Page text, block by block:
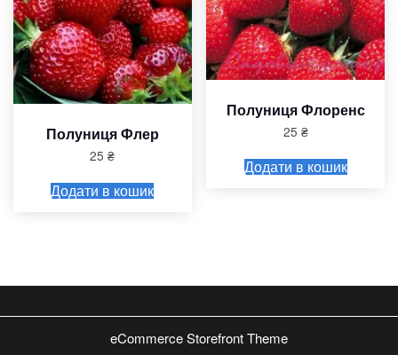
Полуниця Флер
25₴
Додати в кошик
Полуниця Флоренс
25 ₴
Додати в кошик
eCommerce Storefront Theme